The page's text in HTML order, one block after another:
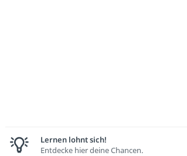
Lernen lohnt sich!
Entdecke hier deine Chancen.